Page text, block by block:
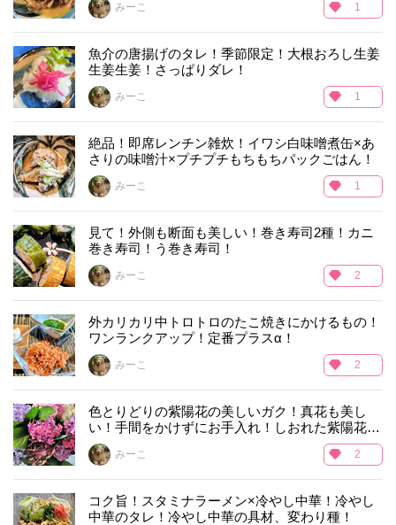
みーこ 1
魚介の唐揚げのタレ！季節限定！大根おろし生姜
生姜生姜！さっぱりダレ！
みーこ 1
絶品！即席レンチン雑炊！イワシ白味噌煮缶×あ
さりの味噌汁×プチプチもちもちパックごはん！
みーこ 1
見て！外側も断面も美しい！巻き寿司2種！カニ
巻き寿司！う巻き寿司！
みーこ 2
外カリカリ中トロトロのたこ焼きにかけるもの！
ワンランクアップ！定番プラスα！
みーこ 2
色とりどりの紫陽花の美しいガク！真花も美し
い！手間をかけずにお手入れ！しおれた紫陽花の
復活方法！
みーこ 2
コク旨！スタミナラーメン×冷やし中華！冷やし
中華のタレ！冷やし中華の具材、変わり種！